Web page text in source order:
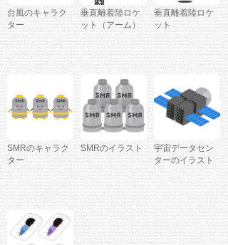
台風のキャラク
ター
垂直離着陸ロケ
ット（アーム）
垂直離着陸ロケ
ット
SMRのキャラク
ター
SMRのイラスト
宇宙データセン
ターのイラスト